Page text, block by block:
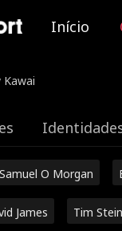
Início
Kawai
Samuel O Morgan
James Tim Stein